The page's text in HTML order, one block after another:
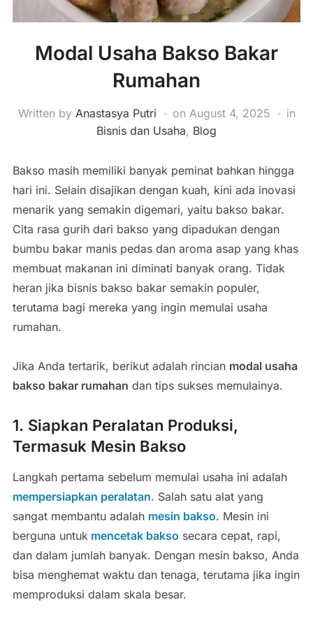
Modal Usaha Bakso Bakar
Rumahan
Written by Anastasya Putri on August 4, 2025
in
Bisnis dan Usaha, Blog
Bakso masih memiliki banyak peminat bahkan hingga
hari ini. Selain disajikan dengan kuah, kini ada inovasi
menarik yang semakin digemari, yaitu bakso bakar.
Cita rasa gurih dari bakso yang dipadukan dengan
bumbu bakar manis pedas dan aroma asap yang khas
membuat makanan ini diminati banyak orang. Tidak
heran jika bisnis bakso bakar semakin populer,
terutama bagi mereka yang ingin memulai usaha
rumahan.
Jika Anda tertarik, berikut adalah rincian modal usaha
bakso bakar rumahan dan tips sukses memulainya.
1. Siapkan Peralatan Produksi,
Termasuk Mesin Bakso
Langkah pertama sebelum memulai usaha ini adalah
mempersiapkan peralatan. Salah satu alat yang
sangat membantu adalah mesin bakso. Mesin ini
berguna untuk mencetak bakso secara cepat, rapi,
dan dalam jumlah banyak. Dengan mesin bakso, Anda
bisa menghemat waktu dan tenaga, terutama jika ingin
memproduksi dalam skala besar.